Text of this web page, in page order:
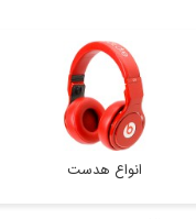
انواع هدست